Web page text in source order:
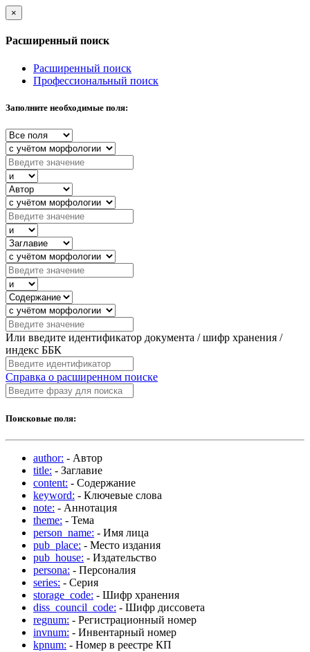
×
Расширенный поиск
Расширенный поиск
Профессиональный поиск
Заполните необходимые поля:
Или введите идентификатор документа / шифр хранения /
индекс ББК
Справка о расширенном поиске
Поисковые поля:
author: - Автор
title: - Заглавие
content: - Содержание
keyword: - Ключевые слова
note: - Аннотация
theme: - Тема
person_name: - Имя лица
pub_place: - Место издания
pub_house: - Издательство
persona: - Персоналия
series: - Серия
storage_code: - Шифр хранения
diss_council_code: - Шифр диссовета
regnum: - Регистрационный номер
invnum: - Инвентарный номер
kpnum: - Номер в реестре КП